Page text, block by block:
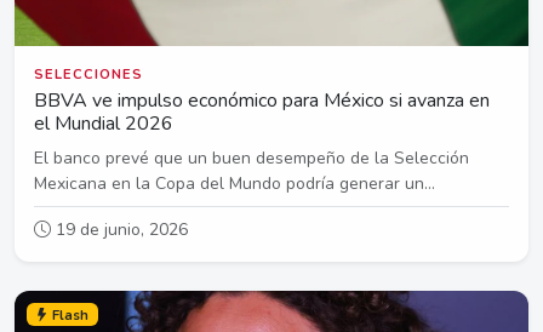
SELECCIONES
BBVA ve impulso económico para México si avanza en
el Mundial 2026
El banco prevé que un buen desempeño de la Selección
Mexicana en la Copa del Mundo podría generar un...
19 de junio, 2026
Flash